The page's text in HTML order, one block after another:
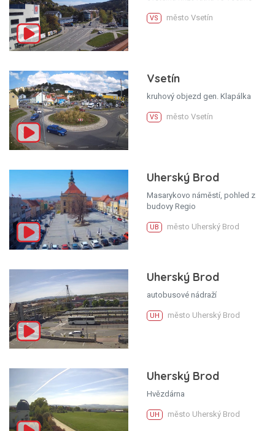
VS město Vsetín
Vsetín
kruhový objezd gen. Klapálka
VS město Vsetín
Uherský Brod
Masarykovo náměstí, pohled z
budovy Regio
UB město Uherský Brod
Uherský Brod
autobusové nádraží
UH město Uherský Brod
Uherský Brod
Hvězdárna
UH město Uherský Brod